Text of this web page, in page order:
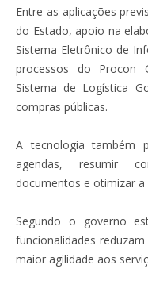
Entre as aplicações
do Estado, apoio na
Sistema Eletrônico de
processos do Procon
Sistema de Logística
compras públicas.
A tecnologia também
agendas, resumir
documentos e otimizar
Segundo o governo
funcionalidades
maior agilidade aos